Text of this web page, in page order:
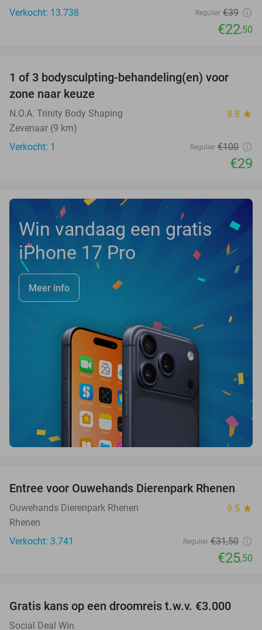
Verkocht: 13.738
Regulier €39
€22,50
71%
TODAY
1 of 3 bodysculpting-behandeling(en) voor
zone naar keuze
N.O.A. Trinity Body Shaping 8.8 star
Zevenaar (9 km)
Verkocht: 1
Regulier €100
€29
Win vandaag een gratis
iPhone 17 Pro
Meer info
19%
Entree voor Ouwehands Dierenpark Rhenen
Ouwehands Dierenpark Rhenen 9.5 star
Rhenen
Verkocht: 3.741
Regulier €31,50
€25,50
Gratis kans op een droomreis t.w.v. €3.000
Social Deal Win